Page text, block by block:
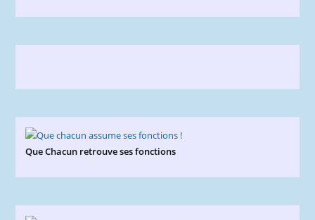
Que Chacun retrouve ses fonctions